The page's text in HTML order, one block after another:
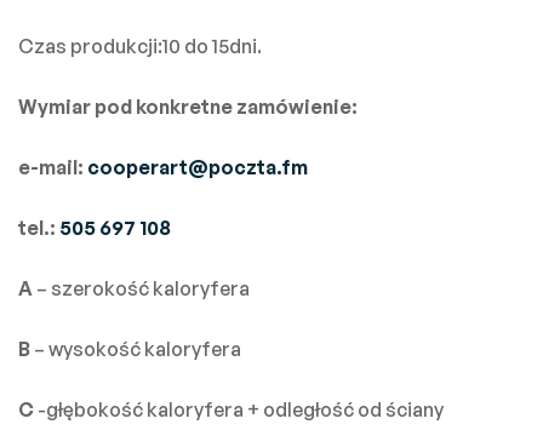
Czas produkcji:10 do 15dni.
Wymiar pod konkretne zamówienie:
e-mail: cooperart@poczta.fm
tel.: 505 697 108
A – szerokość kaloryfera
B – wysokość kaloryfera
C -głębokość kaloryfera + odległość od ściany